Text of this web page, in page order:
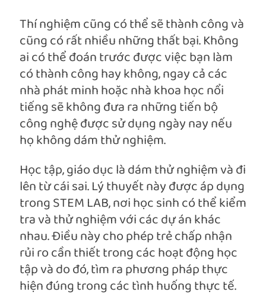
Thí nghiệm cũng có thể sẽ thành công và
cũng có rất nhiều những thất bại. Không
ai có thể đoán trước được việc bạn làm
có thành công hay không, ngay cả các
nhà phát minh hoặc nhà khoa học nổi
tiếng sẽ không đưa ra những tiến bộ
công nghệ được sử dụng ngày nay nếu
họ không dám thử nghiệm.
Học tập, giáo dục là dám thử nghiệm và đi
lên từ cái sai. Lý thuyết này được áp dụng
trong STEM LAB, nơi học sinh có thể kiểm
tra và thử nghiệm với các dự án khác
nhau. Điều này cho phép trẻ chấp nhận
rủi ro cần thiết trong các hoạt động học
tập và do đó, tìm ra phương pháp thực
hiện đúng trong các tình huống thực tế.